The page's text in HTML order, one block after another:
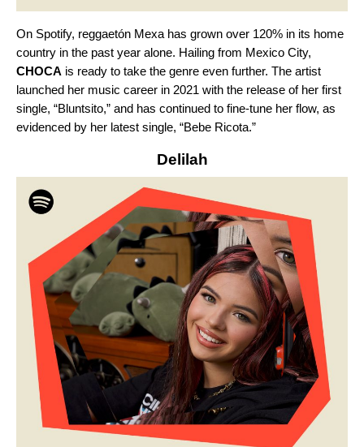
On Spotify, reggaetón Mexa has grown over 120% in its home
country in the past year alone. Hailing from Mexico City,
CHOCA is ready to take the genre even further. The artist
launched her music career in 2021 with the release of her first
single, “Bluntsito,” and has continued to fine-tune her flow, as
evidenced by her latest single, “Bebe Ricota.”
Delilah